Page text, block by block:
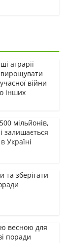
аграрії
вирощувати
війни
інших
мільйонів,
залишається
Україні
та зберігати
весною для
поради